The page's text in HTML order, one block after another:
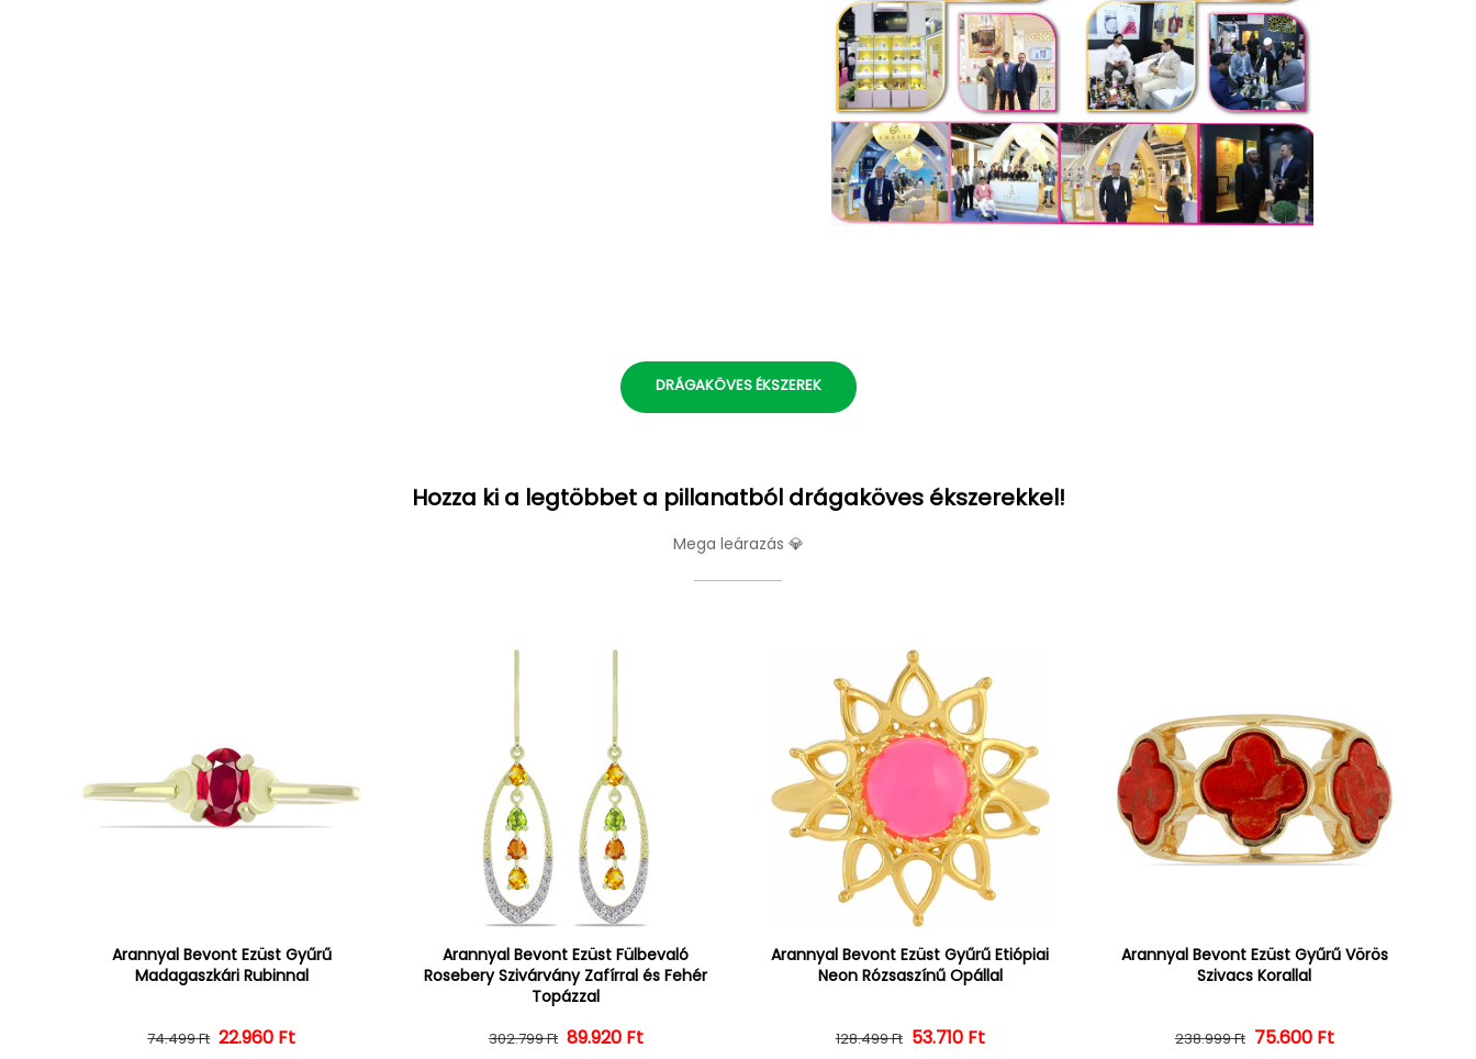
DRÁGAKÖVES ÉKSZEREK
Hozza ki a legtöbbet a pillanatból drágaköves ékszerekkel!
Mega leárazás 💎
Arannyal Bevont Ezüst Gyűrű
Madagaszkári Rubinnal
Normál ár
74.499 Ft Kedvezményes ár
22.960 Ft
Arannyal Bevont Ezüst Fülbevaló
Rosebery Szivárvány Zafírral és Fehér
Topázzal
Normál ár
302.799 Ft Kedvezményes ár
89.920 Ft
Arannyal Bevont Ezüst Gyűrű Etiópiai
Neon Rózsaszínű Opállal
Normál ár
128.499 Ft Kedvezményes ár
53.710 Ft
Arannyal Bevont Ezüst Gyűrű Vörös
Szivacs Korallal
Normál ár
238.999 Ft Kedvezményes ár
75.600 Ft